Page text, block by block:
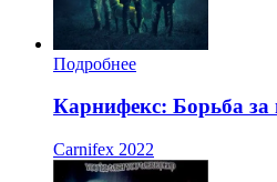
Подробнее
Карнифекс: Борьба
Carnifex 2022